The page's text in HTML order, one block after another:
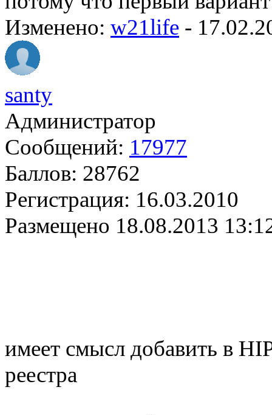
Изменено: w21life -
santy
Администратор
Сообщений: 17977
Баллов: 28762
Регистрация: 16.03.2010
Размещено 18.08.2013
имеет смысл добавить в
реестра